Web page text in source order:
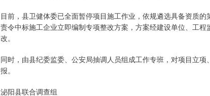
目前，县卫健体委已全面暂停项目施工作业，依规遴选具备资质
责令中标施工企业立即编制专项整改方案，方案经建设单位、工
改。
同时，由县纪委监委、公安局抽调人员组成工作专班，对项目立
报。
泌阳县联合调查组